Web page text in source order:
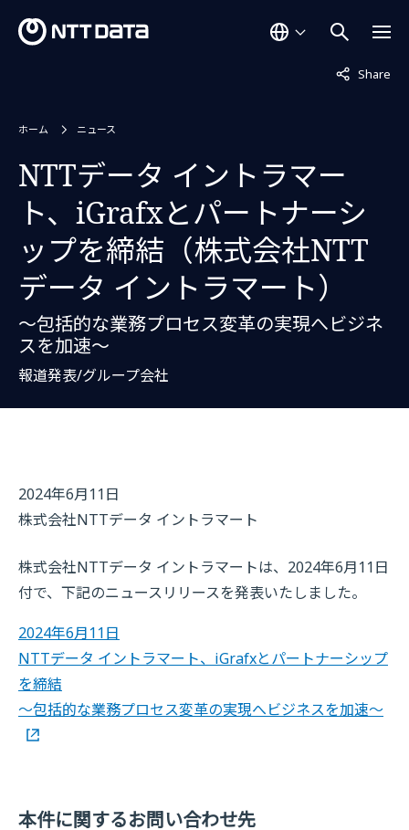
Share
非表示中
ホーム ニュース
NTTデータ イントラマー
ト、iGrafxとパートナーシ
ップを締結（株式会社NTT
データ イントラマート）
～包括的な業務プロセス変革の実現へビジネ
スを加速～
報道発表/グループ会社
2024年6月11日
株式会社NTTデータ イントラマート
株式会社NTTデータ イントラマートは、2024年6月11日
付で、下記のニュースリリースを発表いたしました。
2024年6月11日
NTTデータ イントラマート、iGrafxとパートナーシップ
を締結
～包括的な業務プロセス変革の実現へビジネスを加速～
本件に関するお問い合わせ先